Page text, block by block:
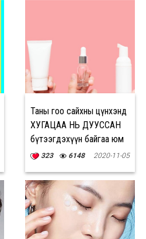
Таны гоо сайхны цүнхэнд
ХУГАЦАА НЬ ДУУССАН
бүтээгдэхүүн байгаа юм
биш биз?
323 6148 2020-11-05